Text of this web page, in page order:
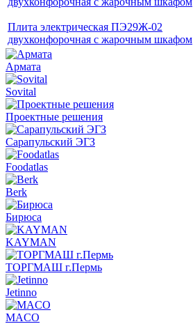
Плита электрическая ПЭ29Ж-02
двухконфорочная с жарочным шкафом
Армата
Sovital
Проектные решения
Сарапульский ЭГЗ
Foodatlas
Berk
Бирюса
KAYMAN
ТОРГМАШ г.Пермь
Jetinno
MACO